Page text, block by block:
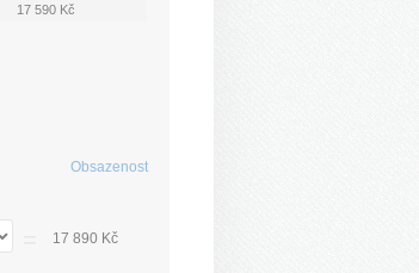
17 590 Kč
Obsazenost
17 890 Kč